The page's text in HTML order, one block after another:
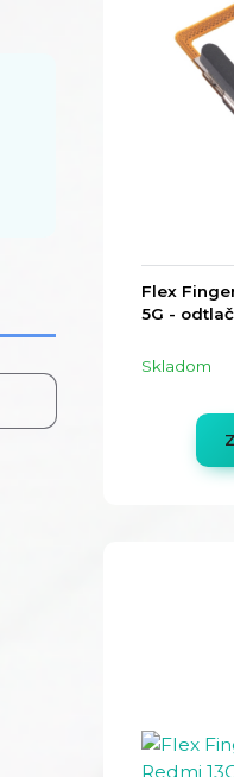
Flex
5G -
Skladom